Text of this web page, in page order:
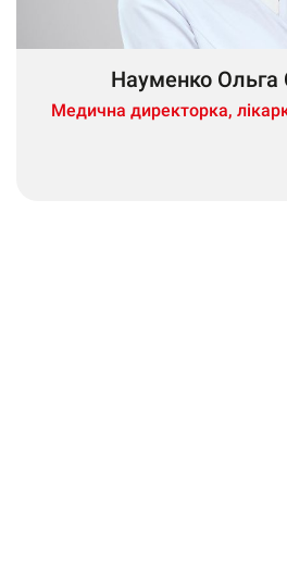
Науменко Ольга
Медична директорка,